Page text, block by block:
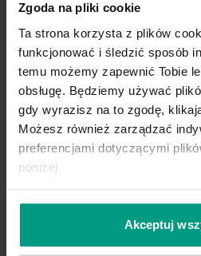
Zgoda na pliki cookie
Ta strona korzysta z plików
funkcjonować i śledzić sposób
temu możemy zapewnić Tobie
obsługę. Będziemy używać
gdy wyrazisz na to zgodę,
Możesz również zarządzać
preferencjami dotyczącymi
poniżej.
Akceptuj
Dąb Kalifornia
rzeczywistości, w zależności od